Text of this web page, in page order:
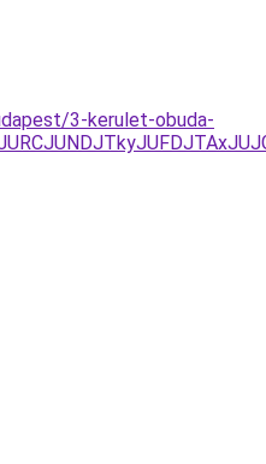
3-kerulet-obuda-